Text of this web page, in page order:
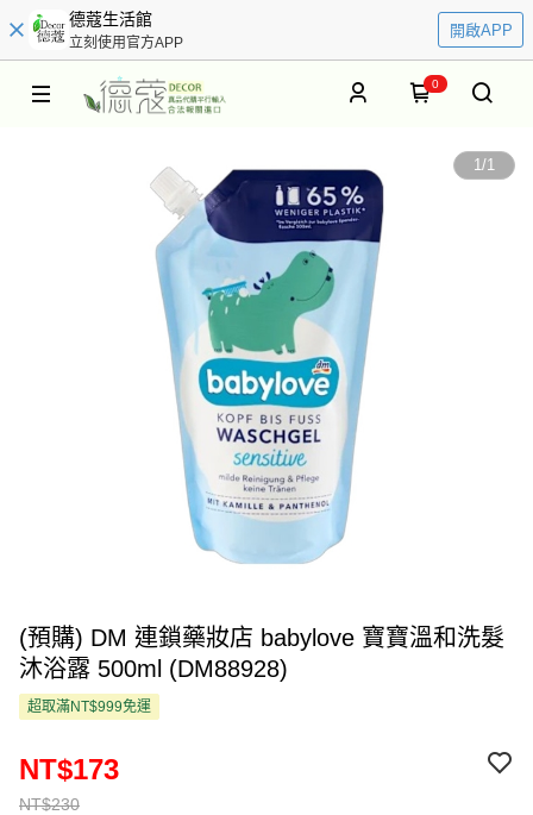
德蔻生活館
立刻使用官方APP
開啟APP
0
1/1
(預購) DM 連鎖藥妝店 babylove 寶寶溫和洗髮
沐浴露 500ml (DM88928)
超取滿NT$999免運
NT$230
NT$173